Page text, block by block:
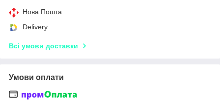
Нова Пошта
Delivery
Всі умови доставки
Умови оплати